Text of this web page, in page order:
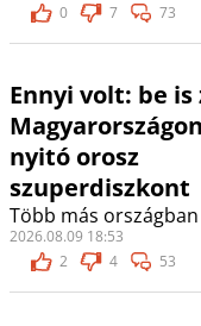
0
7 73
Ennyi volt: be is
nyitó orosz
szuperdiszkont
Több más
2026.08.09 18:53
2
4 53